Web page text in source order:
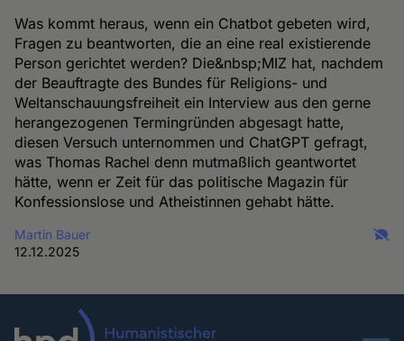
Was kommt heraus, wenn ein Chatbot gebeten wird,
Fragen zu beantworten, die an eine real existierende
Person gerichtet werden? Die&nbsp;MIZ hat, nachdem
der Beauftragte des Bundes für Religions- und
Weltanschauungsfreiheit ein Interview aus den gerne
herangezogenen Termingründen abgesagt hatte,
diesen Versuch unternommen und ChatGPT gefragt,
was Thomas Rachel denn mutmaßlich geantwortet
hätte, wenn er Zeit für das politische Magazin für
Konfessionslose und Atheistinnen gehabt hätte.
Martin Bauer
12.12.2025